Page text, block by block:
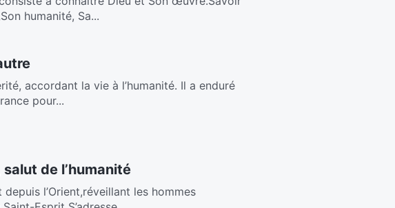
humanité, Sa...
accordant la vie à l’humanité. Il a enduré
pour...
de l’humanité
l’Orient,réveillant les hommes